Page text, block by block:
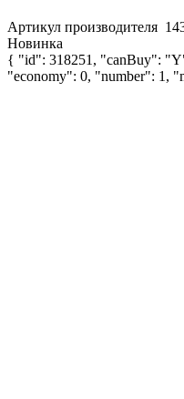
Артикул производителя
Новинка
{ "id": 318251, "canBuy":
"economy": 0, "number": 1,